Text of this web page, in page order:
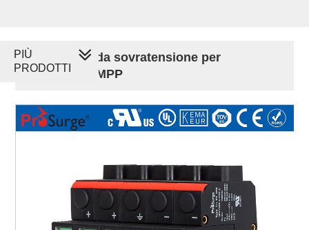
Protezione da sovratensione per
inseguitori MPP
PIÙ
PRODOTTI